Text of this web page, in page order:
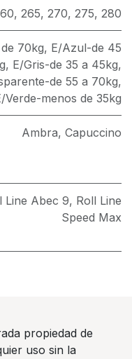
, 265, 270, 275, 280
70kg, E/Azul-de 45
, E/Gris-de 35 a 45kg,
de 55 a 70kg,
Verde-menos de 35kg
Ambra, Capuccino
Line Abec 9, Roll Line
Speed Max
propiedad de
uso sin la